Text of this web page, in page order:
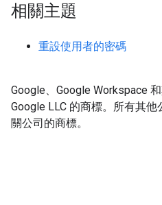
相關主題
重設使用者的密碼
Google、Google Workspace
Google LLC 的商標。 所有其他
關公司的商標。